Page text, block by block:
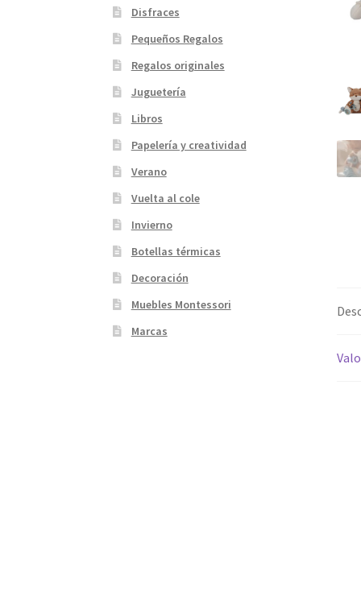
Disfraces
Pequeños Regalos
Regalos originales
Juguetería
Libros
Papelería y creatividad
Verano
Vuelta al cole
Invierno
Botellas térmicas
Decoración
Muebles Montessori
Marcas